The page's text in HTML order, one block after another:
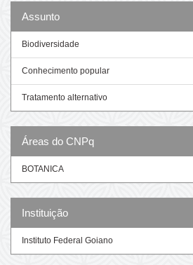
Assunto
Biodiversidade
Conhecimento popular
Tratamento alternativo
Áreas do CNPq
BOTANICA
Instituição
Instituto Federal Goiano